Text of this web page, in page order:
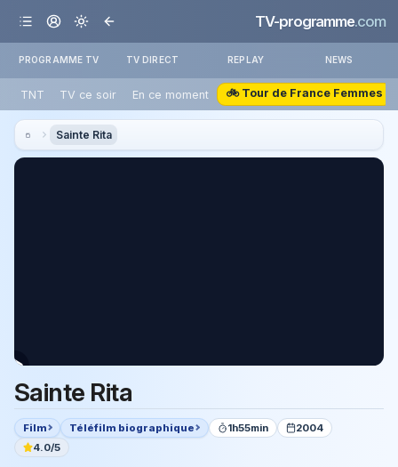
TV-programme.com
PROGRAMME TV TV DIRECT REPLAY NEWS
TNT TV ce soir En ce moment 🚲 Tour de France Femmes
Sainte Rita
Sainte Rita
Film Téléfilm biographique 1h55min
2004
4.0/5